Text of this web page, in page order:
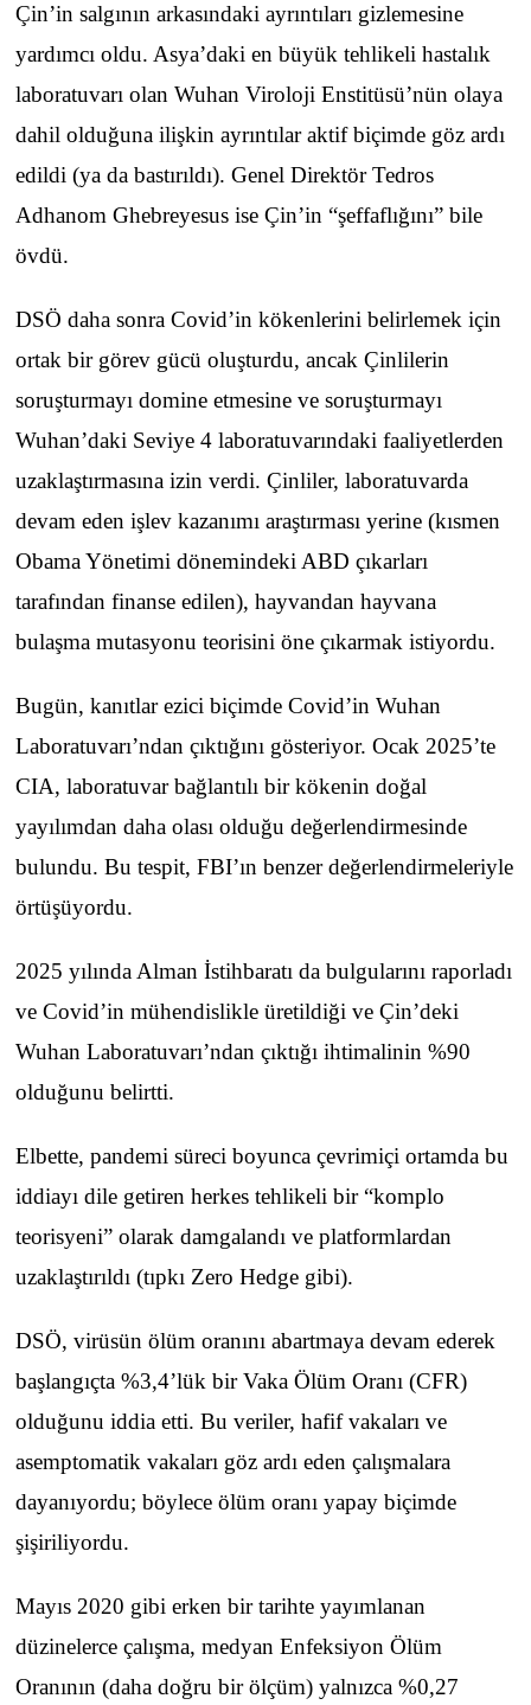
Çin’in salgının arkasındaki ayrıntıları gizlemesine
yardımcı oldu. Asya’daki en büyük tehlikeli hastalık
laboratuvarı olan Wuhan Viroloji Enstitüsü’nün olaya
dahil olduğuna ilişkin ayrıntılar aktif biçimde göz ardı
edildi (ya da bastırıldı). Genel Direktör Tedros
Adhanom Ghebreyesus ise Çin’in “şeffaflığını” bile
övdü.
DSÖ daha sonra Covid’in kökenlerini belirlemek için
ortak bir görev gücü oluşturdu, ancak Çinlilerin
soruşturmayı domine etmesine ve soruşturmayı
Wuhan’daki Seviye 4 laboratuvarındaki faaliyetlerden
uzaklaştırmasına izin verdi. Çinliler, laboratuvarda
devam eden işlev kazanımı araştırması yerine (kısmen
Obama Yönetimi dönemindeki ABD çıkarları
tarafından finanse edilen), hayvandan hayvana
bulaşma mutasyonu teorisini öne çıkarmak istiyordu.
Bugün, kanıtlar ezici biçimde Covid’in Wuhan
Laboratuvarı’ndan çıktığını gösteriyor. Ocak 2025’te
CIA, laboratuvar bağlantılı bir kökenin doğal
yayılımdan daha olası olduğu değerlendirmesinde
bulundu. Bu tespit, FBI’ın benzer değerlendirmeleriyle
örtüşüyordu.
2025 yılında Alman İstihbaratı da bulgularını raporladı
ve Covid’in mühendislikle üretildiği ve Çin’deki
Wuhan Laboratuvarı’ndan çıktığı ihtimalinin %90
olduğunu belirtti.
Elbette, pandemi süreci boyunca çevrimiçi ortamda bu
iddiayı dile getiren herkes tehlikeli bir “komplo
teorisyeni” olarak damgalandı ve platformlardan
uzaklaştırıldı (tıpkı Zero Hedge gibi).
DSÖ, virüsün ölüm oranını abartmaya devam ederek
başlangıçta %3,4’lük bir Vaka Ölüm Oranı (CFR)
olduğunu iddia etti. Bu veriler, hafif vakaları ve
asemptomatik vakaları göz ardı eden çalışmalara
dayanıyordu; böylece ölüm oranı yapay biçimde
şişiriliyordu.
Mayıs 2020 gibi erken bir tarihte yayımlanan
düzinelerce çalışma, medyan Enfeksiyon Ölüm
Oranının (daha doğru bir ölçüm) yalnızca %0,27